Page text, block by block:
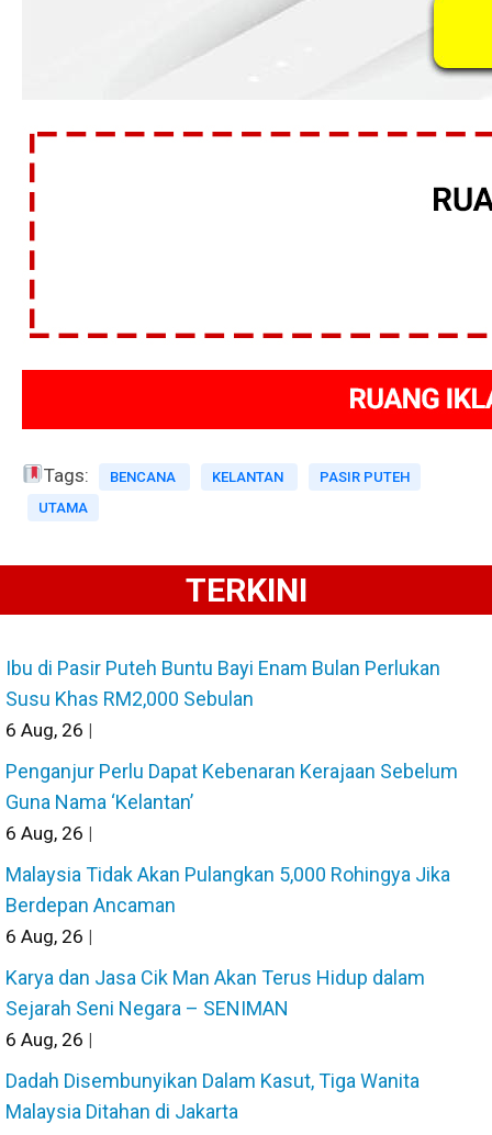
Tags: BENCANA KELANTAN
PASIR PUTEH
UTAMA
TERKINI
Ibu di Pasir Puteh Buntu Bayi Enam Bulan Perlukan
Susu Khas RM2,000 Sebulan
6 Aug, 26 |
Penganjur Perlu Dapat Kebenaran Kerajaan Sebelum
Guna Nama ‘Kelantan’
6 Aug, 26 |
Malaysia Tidak Akan Pulangkan 5,000 Rohingya Jika
Berdepan Ancaman
6 Aug, 26 |
Karya dan Jasa Cik Man Akan Terus Hidup dalam
Sejarah Seni Negara – SENIMAN
6 Aug, 26 |
Dadah Disembunyikan Dalam Kasut, Tiga Wanita
Malaysia Ditahan di Jakarta